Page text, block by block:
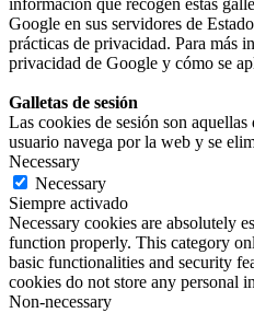
información que recogen estas
Google en sus servidores de
prácticas de privacidad. Para más
privacidad de Google y cómo se
Galletas de sesión
Las cookies de sesión son
usuario navega por la web y se
Necessary
Necessary
Siempre activado
Necessary cookies are absolutely
function properly. This category
basic functionalities and security
cookies do not store any personal
Non-necessary